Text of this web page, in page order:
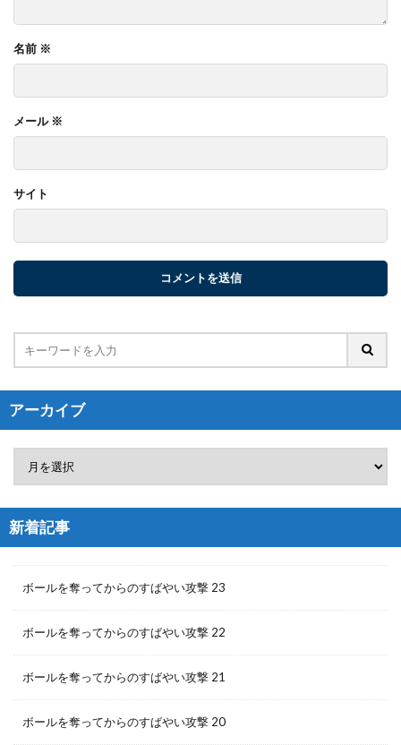
名前 ※
メール ※
サイト
アーカイブ
新着記事
ボールを奪ってからのすばやい攻撃 23
ボールを奪ってからのすばやい攻撃 22
ボールを奪ってからのすばやい攻撃 21
ボールを奪ってからのすばやい攻撃 20